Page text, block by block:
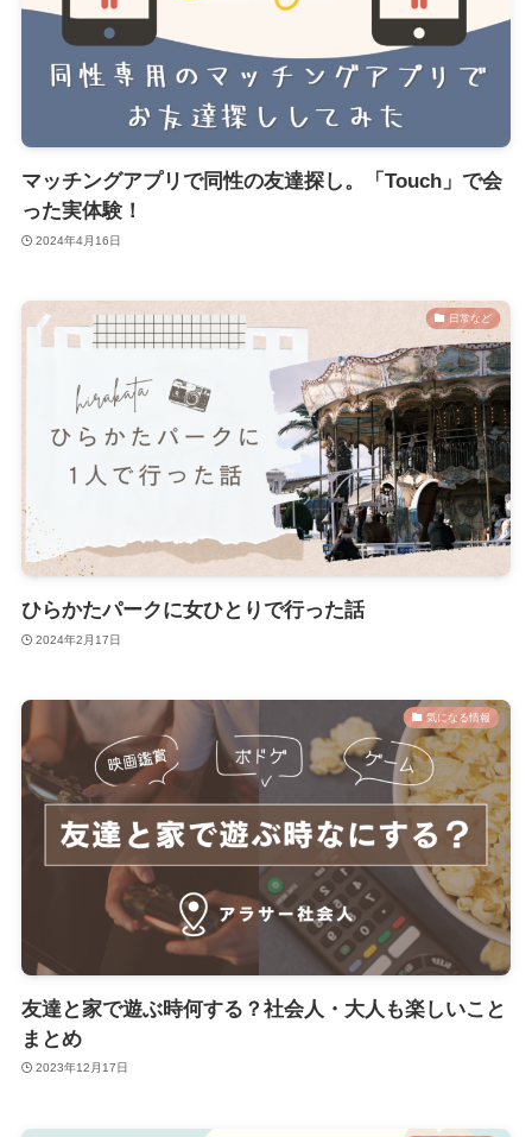
マッチングアプリで同性の友達探し。「Touch」で会
った実体験！
2024年4月16日
日常など
ひらかたパークに女ひとりで行った話
2024年2月17日
気になる情報
友達と家で遊ぶ時何する？社会人・大人も楽しいこと
まとめ
2023年12月17日